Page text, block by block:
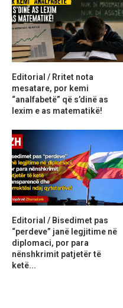
Editorial / Rritet nota
mesatare, por kemi
“analfabetë” që s’dinë as
lexim e as matematikë!
Editorial / Bisedimet pas
“perdeve” janë legjitime në
diplomaci, por para
nënshkrimit patjetër të
ketë...